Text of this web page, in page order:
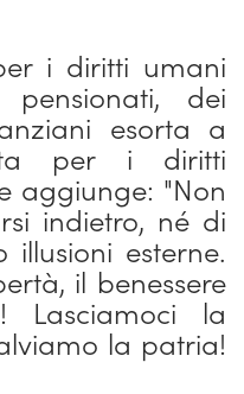
i diritti umani
dei
esorta a
per i diritti
aggiunge: "Non
indietro, né di
esterne.
il benessere
Lasciamoci la
la patria!